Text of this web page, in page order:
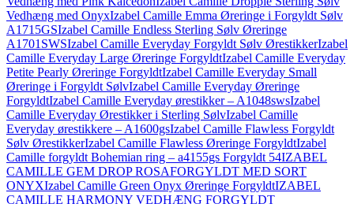
Vedhæng med OnyxIzabel Camille Emma Øreringe i Forgyldt Sølv
A1715GSIzabel Camille Endless Sterling Sølv Øreringe
A1701SWSIzabel Camille Everyday Forgyldt Sølv ØrestikkerIzabel
Camille Everyday Large Øreringe ForgyldtIzabel Camille Everyday
Petite Pearly Øreringe ForgyldtIzabel Camille Everyday Small
Øreringe i Forgyldt SølvIzabel Camille Everyday Øreringe
ForgyldtIzabel Camille Everyday ørestikker – A1048swsIzabel
Camille Everyday Ørestikker i Sterling SølvIzabel Camille
Everyday ørestikkere – A1600gsIzabel Camille Flawless Forgyldt
Sølv ØrestikkerIzabel Camille Flawless Øreringe ForgyldtIzabel
Camille forgyldt Bohemian ring – a4155gs Forgyldt 54IZABEL
CAMILLE GEM DROP ROSAFORGYLDT MED SORT
ONYXIzabel Camille Green Onyx Øreringe ForgyldtIZABEL
CAMILLE HARMONY VEDHÆNG FORGYLDT